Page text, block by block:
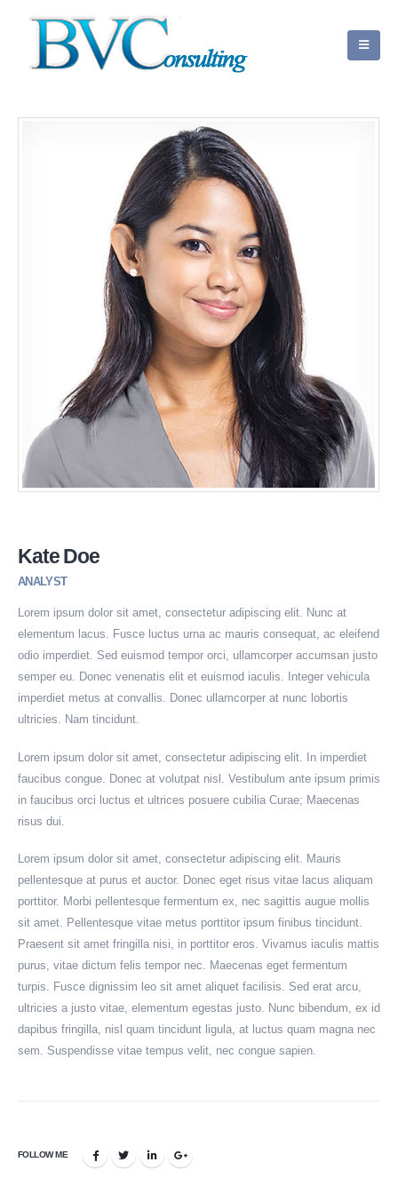
Kate Doe
ANALYST
Lorem ipsum dolor sit amet, consectetur adipiscing elit. Nunc at
elementum lacus. Fusce luctus urna ac mauris consequat, ac eleifend
odio imperdiet. Sed euismod tempor orci, ullamcorper accumsan justo
semper eu. Donec venenatis elit et euismod iaculis. Integer vehicula
imperdiet metus at convallis. Donec ullamcorper at nunc lobortis
ultricies. Nam tincidunt.
Lorem ipsum dolor sit amet, consectetur adipiscing elit. In imperdiet
faucibus congue. Donec at volutpat nisl. Vestibulum ante ipsum primis
in faucibus orci luctus et ultrices posuere cubilia Curae; Maecenas
risus dui.
Lorem ipsum dolor sit amet, consectetur adipiscing elit. Mauris
pellentesque at purus et auctor. Donec eget risus vitae lacus aliquam
porttitor. Morbi pellentesque fermentum ex, nec sagittis augue mollis
sit amet. Pellentesque vitae metus porttitor ipsum finibus tincidunt.
Praesent sit amet fringilla nisi, in porttitor eros. Vivamus iaculis mattis
purus, vitae dictum felis tempor nec. Maecenas eget fermentum
turpis. Fusce dignissim leo sit amet aliquet facilisis. Sed erat arcu,
ultricies a justo vitae, elementum egestas justo. Nunc bibendum, ex id
dapibus fringilla, nisl quam tincidunt ligula, at luctus quam magna nec
sem. Suspendisse vitae tempus velit, nec congue sapien.
FOLLOW ME